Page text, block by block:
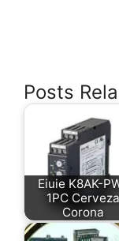
Posts
Eiuie K8AK-
1PC Cerveza
Corona